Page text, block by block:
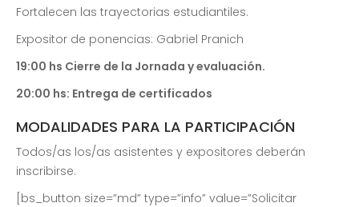
Fortalecen las trayectorias estudiantiles.
Expositor de ponencias: Gabriel Pranich
19:00 hs Cierre de la Jornada y evaluación.
20:00 hs: Entrega de certificados
MODALIDADES PARA LA PARTICIPACIÓN
Todos/as los/as asistentes y expositores deberán
inscribirse.
[bs_button size=”md” type=”info” value=”Solicitar